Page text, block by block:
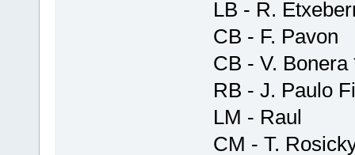
LB - R.
CB - F. Pavon
CB - V. Bonera
RB - J. Paulo
LM - Raul
CM - T.